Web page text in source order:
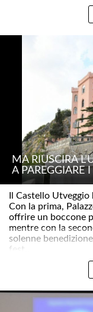
MA RIUSCIRÀ
A PAREGGIARE
Il Castello
Con la prima,
offrire un boccone
mentre con la
solenne
fest..